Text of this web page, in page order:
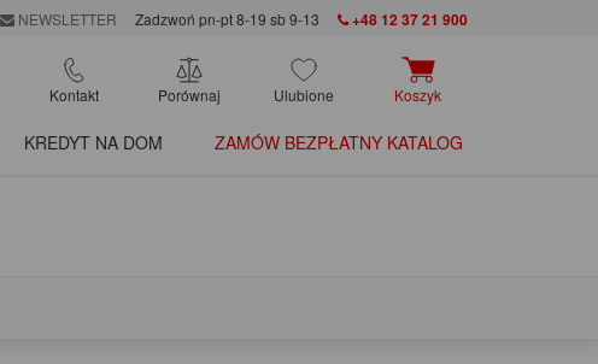
NEWSLETTER Zadzwoń pn-pt 8-19 sb 9-13 +48 12 37 21 900
Kontakt Porównaj Ulubione Koszyk
KREDYT NA DOM ZAMÓW BEZPŁATNY KATALOG